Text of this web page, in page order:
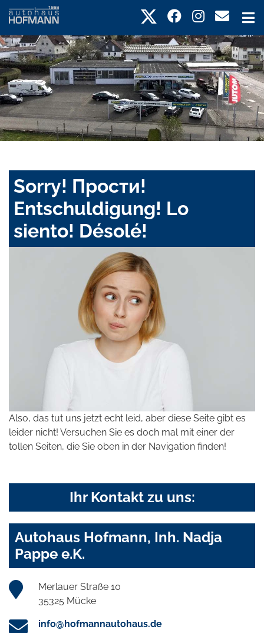
Sorry! Прости!
Entschuldigung! Lo
siento! Désolé!
Also, das tut uns jetzt echt leid, aber diese Seite gibt es
leider nicht! Versuchen Sie es doch mal mit einer der
tollen Seiten, die Sie oben in der Navigation finden!
Ihr Kontakt zu uns:
Autohaus Hofmann, Inh. Nadja
Pappe e.K.
Merlauer Straße 10
35325 Mücke
info@hofmannautohaus.de